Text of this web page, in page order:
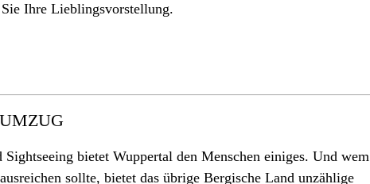
Ihre Lieblingsvorstellung.
bietet Wuppertal den Menschen einiges. Und wem
sollte, bietet das übrige Bergische Land unzählige